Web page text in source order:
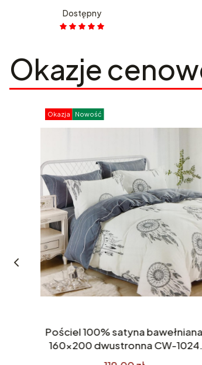
Dostępny
Okazje
Okazja Nowość
Pościel 100% satyna bawełniana
160x200 dwustronna CW-1024
Premium